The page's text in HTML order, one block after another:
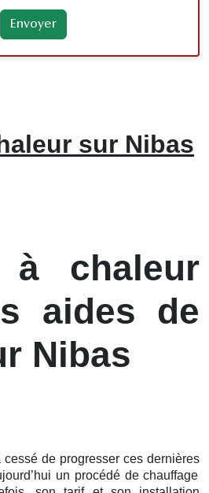
sur Nibas
à chaleur
aides de
Nibas
cessé de progresser ces dernières
un procédé de chauffage